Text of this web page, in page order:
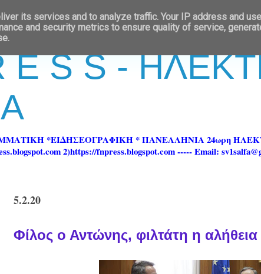
E S S -
*ΕΙΔΗΣΕΟΓΡΑΦΙΚΗ * ΠΑΝΕΛΛΗΝΙΑ 24ωρη
2)https://fnpress.blogspot.com ----- Email:
5.2.20
Φίλος ο Αντώνης, φιλτάτη η
its services and to analyze traffic. Your IP address and
and security metrics to ensure quality of service,